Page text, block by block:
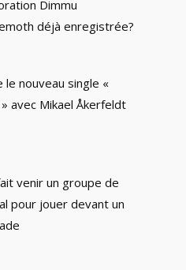
Dimmu
déjà enregistrée?
le nouveau single «
avec Mikael Åkerfeldt
venir un groupe de
pour jouer devant un